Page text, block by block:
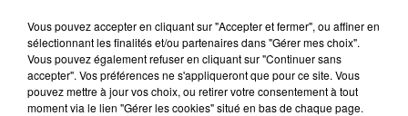
Vous pouvez accepter en cliquant sur "Accepter et fermer", ou affiner en
sélectionnant les finalités et/ou partenaires dans "Gérer mes choix".
Vous pouvez également refuser en cliquant sur "Continuer sans
accepter". Vos préférences ne s'appliqueront que pour ce site. Vous
pouvez mettre à jour vos choix, ou retirer votre consentement à tout
moment via le lien "Gérer les cookies" situé en bas de chaque page.